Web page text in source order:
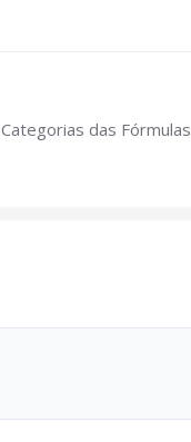
Categorias das Fórmulas